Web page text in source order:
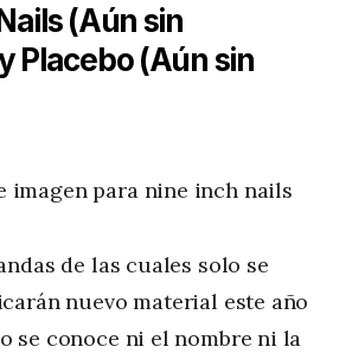
(Aún sin
Placebo (Aún sin
de las cuales solo se
nuevo material este año
se conoce ni el nombre ni la